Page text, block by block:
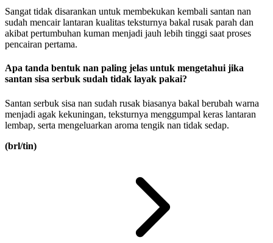
Sangat tidak disarankan untuk membekukan kembali santan nan
sudah mencair lantaran kualitas teksturnya bakal rusak parah dan
akibat pertumbuhan kuman menjadi jauh lebih tinggi saat proses
pencairan pertama.
Apa tanda bentuk nan paling jelas untuk mengetahui jika
santan sisa serbuk sudah tidak layak pakai?
Santan serbuk sisa nan sudah rusak biasanya bakal berubah warna
menjadi agak kekuningan, teksturnya menggumpal keras lantaran
lembap, serta mengeluarkan aroma tengik nan tidak sedap.
(brl/tin)